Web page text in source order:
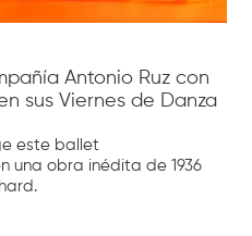
Antonio Ruz con
sus Viernes de Danza
este ballet
una obra inédita de 1936